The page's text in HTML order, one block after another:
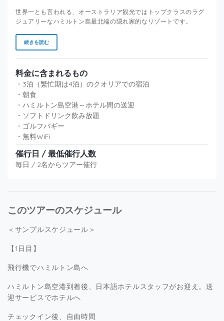
世界一とも言われる、オーストラリア観光ではトップクラスのラグ
ジュアリーなハミルトン島最北端の隠れ家的なリゾートです。
続きを読む
料金に含まれるもの
・3泊（繁忙期は4泊）のクオリアでの宿泊
・朝食
・ハミルトン島空港～ホテル間の送迎
・ソフトドリンク飲み放題
・ゴルフバギー
・無料WiFi
催行日 / 最低催行人数
毎日 / 2名からツアー催行
このツアーのスケジュール
＜サンプルスケジュール＞
【1日目】
飛行機でハミルトン島へ
ハミルトン島空港到着後、日本語ホテルスタッフがお迎え。送
迎サービスでホテルへ
チェックイン後、自由時間